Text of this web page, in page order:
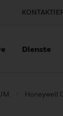
Dienste
Honeywell